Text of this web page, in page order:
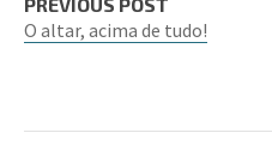
O altar, acima de tudo!